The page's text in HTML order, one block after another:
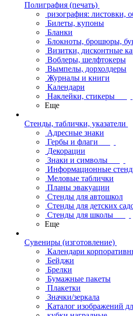
Полиграфия (печать)
ризография: листовки,
Билеты, купоны
Бланки
Блокноты, брошюры,
Визитки, дисконтные
Воблеры, шелфтокеры
Вымпелы, дорхолдеры
Журналы и книги
Календари
Наклейки, стикеры
Еще
Стенды, таблички, указатели
Адресные знаки
Гербы и флаги
Декорации
Знаки и символы
Информационные
Меловые таблички
Планы эвакуации
Стенды для автошкол
Стенды для детских
Стенды для школы
Еще
Сувениры (изготовление)
Календари
Бейджи
Брелки
Бумажные пакеты
Плакетки
Значки/зеркала
Каталог изображений